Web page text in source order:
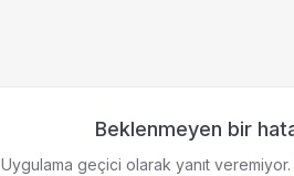
Beklenmeyen bir
Uygulama geçici olarak yanıt